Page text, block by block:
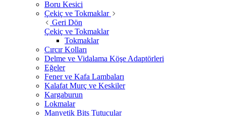
Boru Kesici
Çekiç ve Tokmaklar
Geri Dön
Çekiç ve Tokmaklar
Tokmaklar
Cırcır Kolları
Delme ve Vidalama Köşe Adaptörleri
Eğeler
Fener ve Kafa Lambaları
Kalafat Murç ve Keskiler
Kargaburun
Lokmalar
Manyetik Bits Tutucular